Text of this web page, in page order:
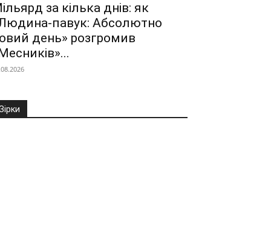
за кілька днів: як
павук: Абсолютно
день» розгромив